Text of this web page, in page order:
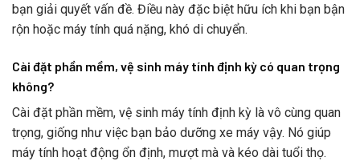
bạn giải quyết vấn đề. Điều này đặc biệt hữu ích khi bạn bận
rộn hoặc máy tính quá nặng, khó di chuyển.
Cài đặt phần mềm, vệ sinh máy tính định kỳ có quan trọng
không?
Cài đặt phần mềm, vệ sinh máy tính định kỳ là vô cùng quan
trọng, giống như việc bạn bảo dưỡng xe máy vậy. Nó giúp
máy tính hoạt động ổn định, mượt mà và kéo dài tuổi thọ.